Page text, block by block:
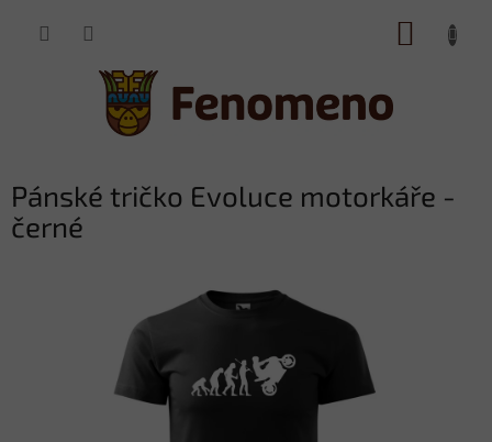
Pánské tričko Evoluce motorkáře -
černé